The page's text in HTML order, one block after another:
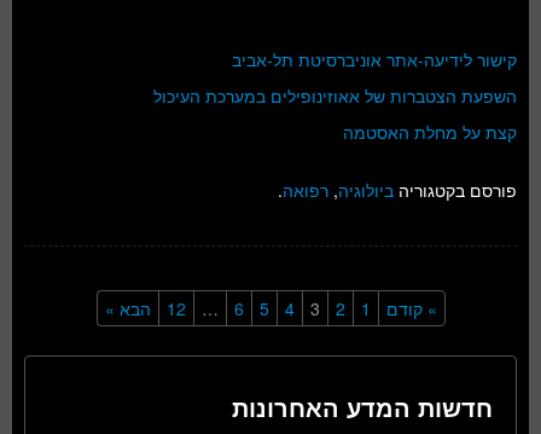
קישור לידיעה-אתר אוניברסיטת תל-אביב
השפעת הצטברות של אאוזינופילים במערכת העיכול
קצת על מחלת האסטמה
פורסם בקטגוריה ביולוגיה, רפואה.
» קודם 1
2
3
4
5
6
…
12 הבא »
חדשות המדע האחרונות